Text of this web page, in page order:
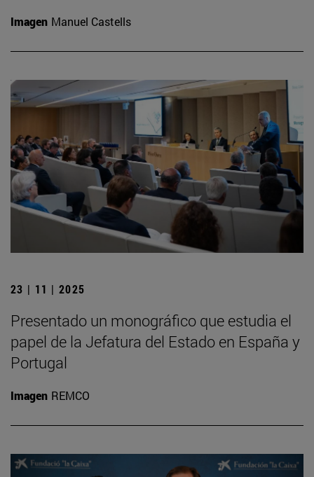
Imagen Manuel Castells
23 | 11 | 2025
Presentado un monográfico que estudia el
papel de la Jefatura del Estado en España y
Portugal
Imagen REMCO